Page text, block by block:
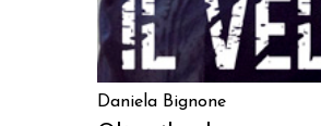
Daniela Bignone